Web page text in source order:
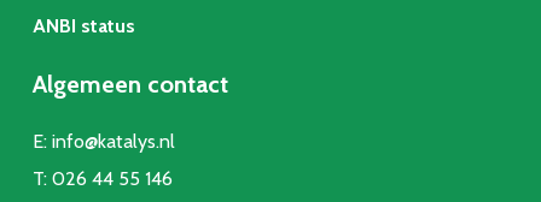
ANBI status
Algemeen contact
E: info@katalys.nl
T: 026 44 55 146